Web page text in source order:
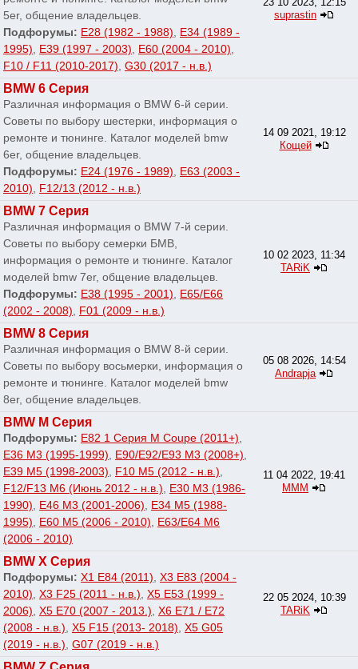
5er, общение владельцев.
Подфорумы: E28 (1982 - 1988), E34 (1989 -
1995), E39 (1997 - 2003), E60 (2004 - 2010),
F10 / F11 (2010-2017), G30 (2017 - н.в.)
suprastin
BMW 6 Серия
Различная информация о BMW 6-й серии.
Советы по выбору шестерки, информация о
ремонте и тюнинге. Каталог моделей bmw
6er, общение владельцев.
Подфорумы: E24 (1976 - 1989), E63 (2003 -
2010), F12/13 (2012 - н.в.)
14 09 2021, 19:12
Кощей
BMW 7 Серия
Различная информация о BMW 7-й серии.
Советы по выбору семерки БМВ,
информация о ремонте и тюнинге. Каталог
моделей bmw 7er, общение владельцев.
Подфорумы: E38 (1995 - 2001), E65/E66
(2002 - 2008), F01 (2009 - н.в.)
10 02 2023, 11:34
TARiK
BMW 8 Серия
Различная информация о BMW 8-й серии.
Советы по выбору восьмерки, информация о
ремонте и тюнинге. Каталог моделей bmw
8er, общение владельцев.
05 08 2026, 14:54
Andrapja
BMW M Серия
Подфорумы: E82 1 Серия M Coupe (2011+),
E36 M3 (1995-1999), E90/E92/E93 M3 (2008+),
E39 M5 (1998-2003), F10 M5 (2012 - н.в.),
F12/F13 M6 (Июнь 2012 - н.в.), E30 M3 (1986-
1990), E46 M3 (2001-2006), E34 M5 (1988-
1995), E60 M5 (2006 - 2010), E63/E64 M6
(2006 - 2010)
11 04 2022, 19:41
МММ
BMW X Серия
Подфорумы: X1 E84 (2011), X3 E83 (2004 -
2010), X3 F25 (2011 - н.в.), X5 E53 (1999 -
2006), X5 E70 (2007 - 2013.), X6 E71 / E72
(2008 - н.в.), X5 F15 (2013- 2018), X5 G05
(2019 - н.в.), G07 (2019 - н.в.)
22 05 2024, 10:39
TARiK